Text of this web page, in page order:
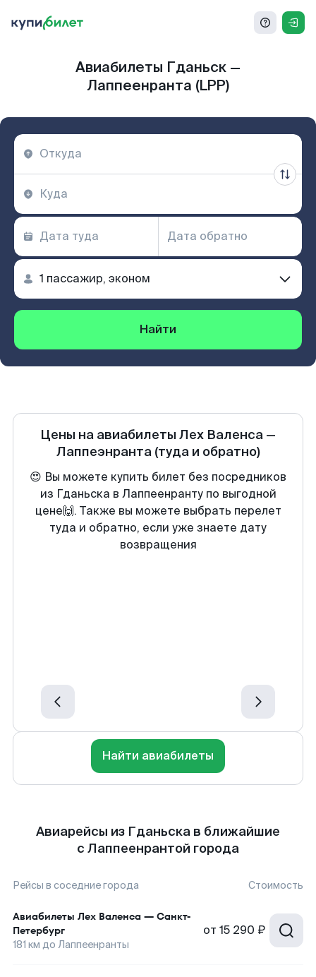
Авиабилеты Гданьск —
Лаппеенранта (LPP)
Найти
Цены на авиабилеты Лех Валенса —
Лаппеэнранта (туда и обратно)
😍 Вы можете купить билет без посредников
из Гданьска в Лаппеенранту по выгодной
цене🙌. Также вы можете выбрать перелет
туда и обратно, если уже знаете дату
возвращения
Найти авиабилеты
Авиарейсы из Гданьска в ближайшие
с Лаппеенрантой города
Рейсы в соседние города Стоимость
Авиабилеты Лех Валенса — Санкт-
Петербург
181 км до Лаппеенранты
от 15 290 ₽